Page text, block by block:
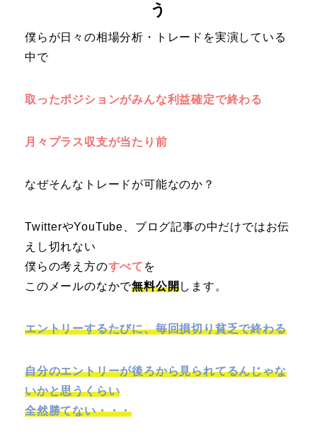
う
僕らが日々の相場分析・トレードを実演している
中で
取ったポジションがみんな利益確定で終わる
月々 プラス収支が当たり前
なぜそんなトレードが可能なのか？
TwitterやYouTube、ブログ記事の中だけではお伝
えし切れない
僕らの考え方のすべて を
このメールのなかで無料公開します。
エントリーするたびに、毎回損切り貧乏で終わる
自分のエントリーが後ろから見られてるんじゃな
いかと思うくらい
全然勝てない・・・